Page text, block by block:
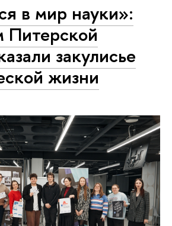
в мир науки»:
Питерской
закулисье
жизни